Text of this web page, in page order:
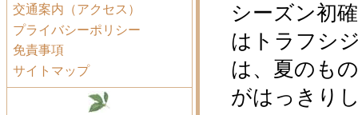
交通案内（アクセス）
プライバシーポリシー
免責事項
サイトマップ
シーズン初
はトラフシ
は、夏のも
がはっきり